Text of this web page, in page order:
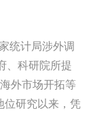
统计局涉外调
、科研院所提
外市场开拓等
位研究以来，凭